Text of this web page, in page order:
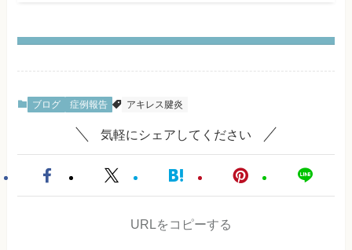
ブログ 症例報告 アキレス腱炎
気軽にシェアしてください
URLをコピーする